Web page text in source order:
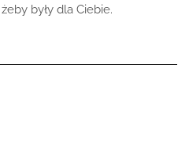
były dla Ciebie.